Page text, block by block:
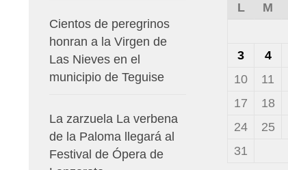
L
M
3
4
10
11
17
18
24
25
31
Cientos de peregrinos
honran a la Virgen de
Las Nieves en el
municipio de Teguise
La zarzuela La verbena
de la Paloma llegará al
Festival de Ópera de